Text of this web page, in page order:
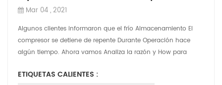
Mar 04 , 2021
Algunos clientes informaron que el frío Almacenamiento El
compresor se detiene de repente Durante Operación hace
algún tiempo. Ahora vamos Analiza la razón y How para
ETIQUETAS CALIENTES :